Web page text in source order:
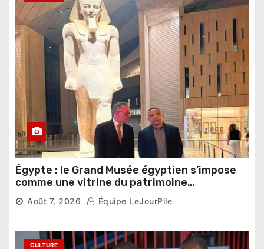
Égypte : le Grand Musée égyptien s’impose
comme une vitrine du patrimoine
pharaonique auprès des dirigeants
étrangers
Août 7, 2026 Équipe LeJourPile
CULTURE